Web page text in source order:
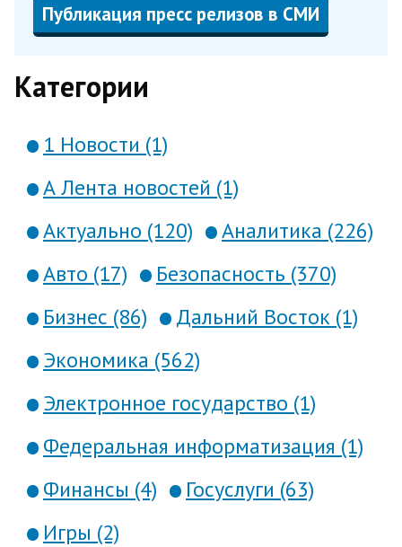
Публикация пресс релизов в СМИ
Категории
1 Новости (1)
А Лента новостей (1)
Актуально (120)
Аналитика (226)
Авто (17)
Безопасность (370)
Бизнес (86)
Дальний Восток (1)
Экономика (562)
Электронное государство (1)
Федеральная информатизация (1)
Финансы (4)
Госуслуги (63)
Игры (2)